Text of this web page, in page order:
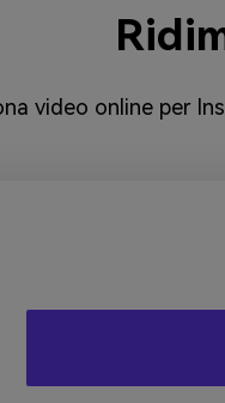
video online per